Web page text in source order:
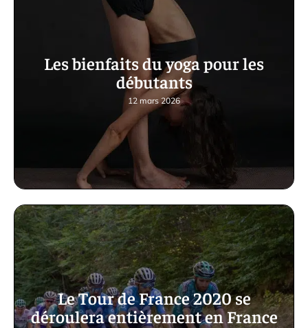
Les bienfaits du yoga pour les
débutants
12 mars 2026
Le Tour de France 2020 se
déroulera entièrement en France